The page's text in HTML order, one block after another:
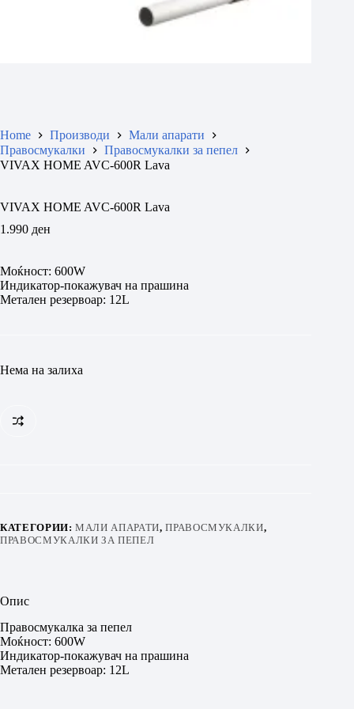
Home Производи
Мали апарати
Правосмукалки
Правосмукалки за пепел
VIVAX HOME AVC-600R Lava
VIVAX HOME AVC-600R Lava
1.990 ден
Моќност: 600W
Индикатор-покажувач на прашина
Метален резервоар: 12L
Нема на залиха
КАТЕГОРИИ:МАЛИ АПАРАТИ,ПРАВОСМУКАЛКИ,
ПРАВОСМУКАЛКИ ЗА ПЕПЕЛ
Опис
Правосмукалка за пепел
Моќност: 600W
Индикатор-покажувач на прашина
Метален резервоар: 12L